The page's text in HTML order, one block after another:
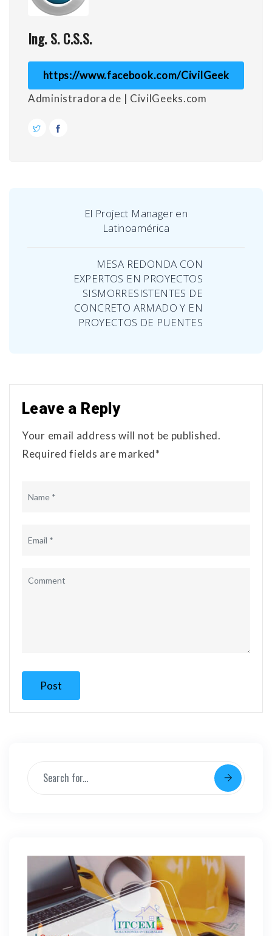
Ing. S. C.S.S.
https://www.facebook.com/CivilGeek
Administradora de | CivilGeeks.com
El Project Manager en
Latinoamérica
MESA REDONDA CON
EXPERTOS EN PROYECTOS
SISMORRESISTENTES DE
CONCRETO ARMADO Y EN
PROYECTOS DE PUENTES
Leave a Reply
Your email address will not be published.
Required fields are marked*